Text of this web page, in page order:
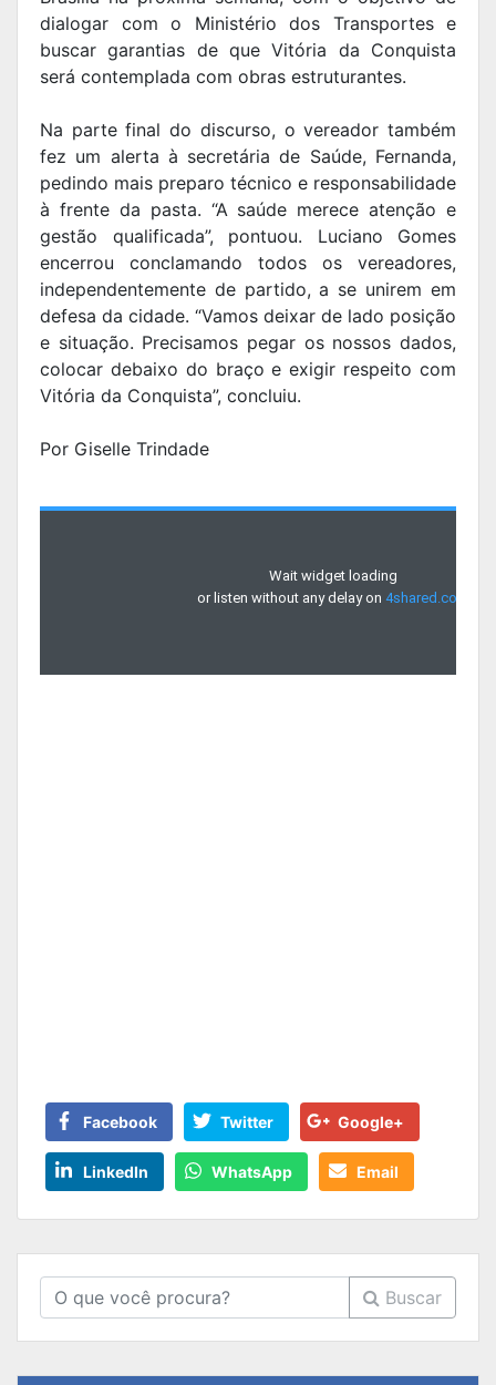
dialogar com o Ministério dos Transportes e
buscar garantias de que Vitória da Conquista
será contemplada com obras estruturantes.
Na parte final do discurso, o vereador também
fez um alerta à secretária de Saúde, Fernanda,
pedindo mais preparo técnico e responsabilidade
à frente da pasta. “A saúde merece atenção e
gestão qualificada”, pontuou. Luciano Gomes
encerrou conclamando todos os vereadores,
independentemente de partido, a se unirem em
defesa da cidade. “Vamos deixar de lado posição
e situação. Precisamos pegar os nossos dados,
colocar debaixo do braço e exigir respeito com
Vitória da Conquista”, concluiu.
Por Giselle Trindade
Facebook Twitter Google+
LinkedIn WhatsApp Email
Buscar